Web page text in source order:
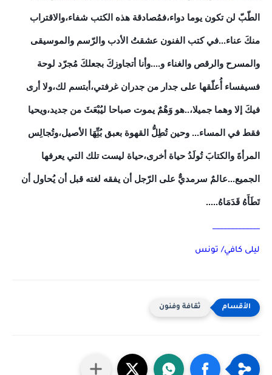
الطّبّ لن تكون يوما دواء،فمُصادقة هذه الكتب شفاء،والاقتراب
منكَ عناء...في كتب الفنون عشقتُ الأدب والرّسم والموسيقى
والمسرح والرقص والغناء و....وأنا أتجاوزكَ بجعلكَ مُجرّد لوحة
فسيفساء أُعلّقها على جدار من جدران غرفتي،أبتسم لك،ولا أرى
فيكَ إلا وهما جميلا،..هو وَهْمٌ يموت صباحا ليُبْعَثَ من جديد،ويحيا
فقط في المساء... وحين تُطِلُّ القهوة بعبق بُنِِّهَا الأصيل،وتُجالِس
المرأةَ والكتابَ تُولَدُ حياة أخرى،حياة ليست تلك التي يعرفها
الجميع...عالمٌ سرمديٌّ على الرّجل أن يفقه لغته قبل أن يُحاول أن
تَطَأَهُ قَدَمَاهُ.....
_____________
ليلى كافي/ تونس
ثقافة وفنون